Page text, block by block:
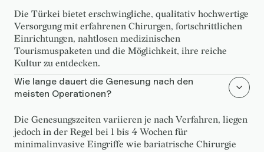
Die Türkei bietet erschwingliche, qualitativ hochwertige
Versorgung mit erfahrenen Chirurgen, fortschrittlichen
Einrichtungen, nahtlosen medizinischen
Tourismuspaketen und die Möglichkeit, ihre reiche
Kultur zu entdecken.
Wie lange dauert die Genesung nach den
meisten Operationen?
Die Genesungszeiten variieren je nach Verfahren, liegen
jedoch in der Regel bei 1 bis 4 Wochen für
minimalinvasive Eingriffe wie bariatrische Chirurgie